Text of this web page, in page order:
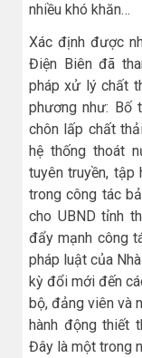
nhiều khó khăn…
Xác định được
Điện Biên đã
pháp xử lý chất
phương như: Bố
chôn lấp chất
hệ thống thoát
tuyên truyền, tập
trong công tác
cho UBND tỉnh
đẩy mạnh công
pháp luật của
kỳ đổi mới đến
bộ, đảng viên và
hành động thiết
Đây là một trong